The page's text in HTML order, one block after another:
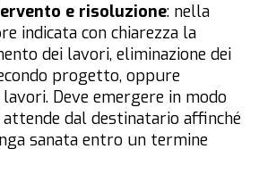
e risoluzione: nella
indicata con chiarezza la
dei lavori, eliminazione dei
progetto, oppure
Deve emergere in modo
dal destinatario affinché
sanata entro un termine